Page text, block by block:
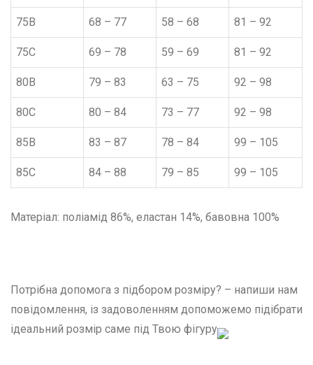
75B 68 – 77 58 – 68 81 – 92
75C 69 – 78 59 – 69 81 – 92
80B 79 – 83 63 – 75 92 – 98
80C 80 – 84 73 – 77 92 – 98
85B 83 – 87 78 – 84 99 – 105
85C 84 – 88 79 – 85 99 – 105
Матеріал: поліамід 86%, еластан 14%, бавовна 100%
Потрібна допомога з підбором розміру? – напиши нам
повідомлення, із задоволенням допоможемо підібрати
ідеальний розмір саме під Твою фігуру